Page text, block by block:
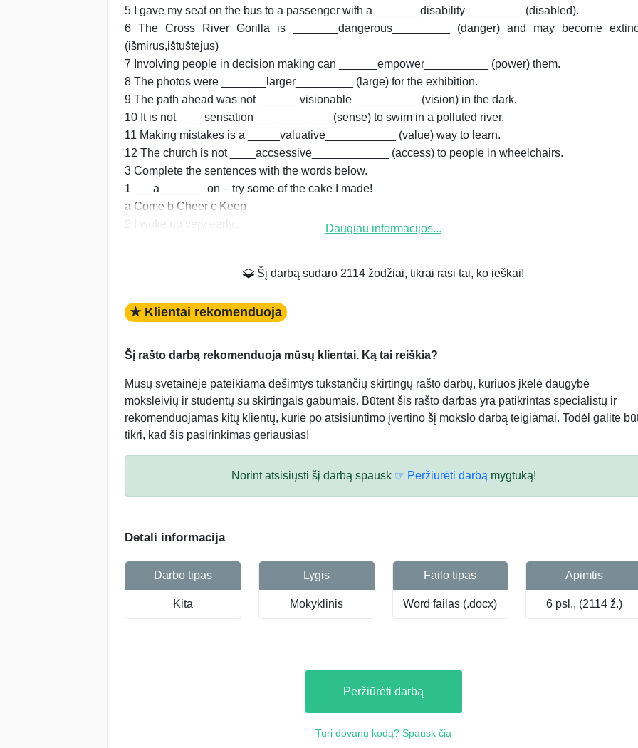
5 I gave my seat on the bus to a passenger with a _______disability_________ (disabled).
6 The Cross River Gorilla is _______dangerous_________ (danger) and may become
(išmirus,ištuštėjus)
7 Involving people in decision making can ______empower__________ (power) them.
8 The photos were _______larger_________ (large) for the exhibition.
9 The path ahead was not ______ visionable __________ (vision) in the dark.
10 It is not ____sensation____________ (sense) to swim in a polluted river.
11 Making mistakes is a _____valuative___________ (value) way to learn.
12 The church is not ____accsessive____________ (access) to people in wheelchairs.
3 Complete the sentences with the words below.
1 ___a_______ on – try some of the cake I made!
a Come b Cheer c Keep
Daugiau informacijos...
Šį darbą sudaro 2114 žodžiai, tikrai rasi tai, ko ieškai!
★ Klientai rekomenduoja
Šį rašto darbą rekomenduoja mūsų klientai. Ką tai reiškia?
Mūsų svetainėje pateikiama dešimtys tūkstančių skirtingų rašto darbų, kuriuos įkėlė daugybė
moksleivių ir studentų su skirtingais gabumais. Būtent šis rašto darbas yra patikrintas specialistų ir
rekomenduojamas kitų klientų, kurie po atsisiuntimo įvertino šį mokslo darbą teigiamai. Todėl galite
tikri, kad šis pasirinkimas geriausias!
Norint atsisiųsti šį darbą spausk ☞ Peržiūrėti darbąmygtuką!
Detali informacija
Darbo tipas
Kita
Lygis
Mokyklinis
Failo tipas
Word failas (.docx)
Apimtis
6 psl., (2114 ž.)
Peržiūrėti darbą
Turi dovanų kodą? Spausk čia